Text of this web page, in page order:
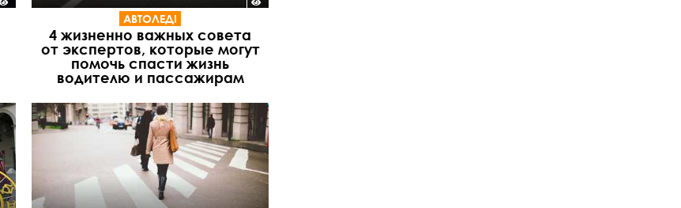
АВТОЛЕДІ
4 жизненно важных совета
от экспертов, которые могут
помочь спасти жизнь
водителю и пассажирам